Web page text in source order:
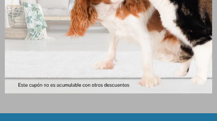
Monge Pate Monoprotein
Perro Duck & Raspberries
Dentalife Perro Raza Grande
270